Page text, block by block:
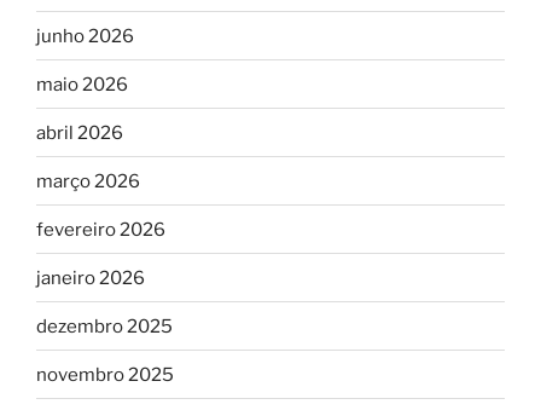
junho 2026
maio 2026
abril 2026
março 2026
fevereiro 2026
janeiro 2026
dezembro 2025
novembro 2025